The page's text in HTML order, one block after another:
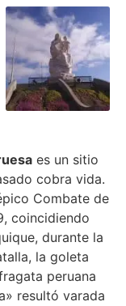
es un sitio
cobra vida.
Combate de
coincidiendo
durante la
la goleta
peruana
resultó varada